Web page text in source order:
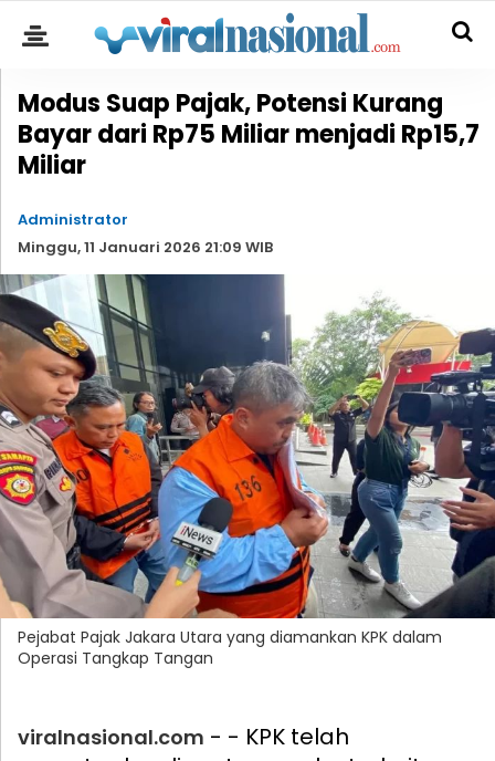
Modus Suap Pajak, Potensi Kurang
Bayar dari Rp75 Miliar menjadi Rp15,7
Miliar
Administrator
Minggu, 11 Januari 2026 21:09 WIB
Pejabat Pajak Jakara Utara yang diamankan KPK dalam
Operasi Tangkap Tangan
viralnasional.com - - KPK telah